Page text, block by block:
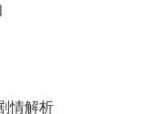
情解析